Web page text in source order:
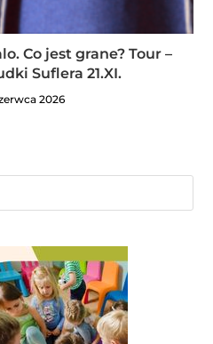
Co jest grane? Tour –
Suflera 21.XI.
2026